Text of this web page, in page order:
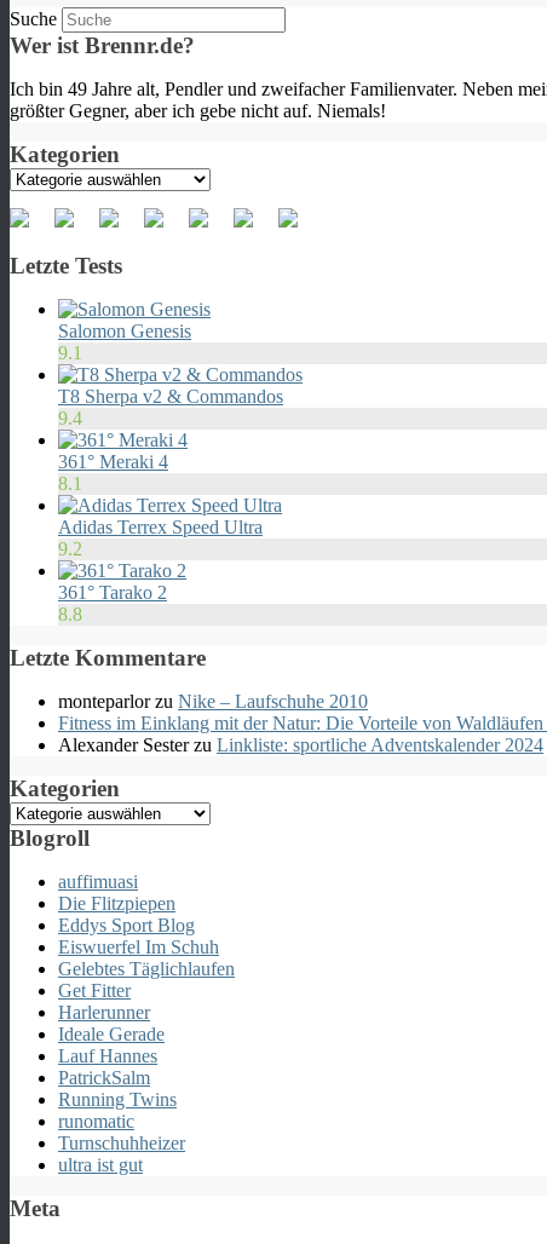
Suche
Wer ist Brennr.de?
Ich bin 49 Jahre alt, Pendler und zweifacher Familienvater. Neben
größter Gegner, aber ich gebe nicht auf. Niemals!
Kategorien
Kategorien
Letzte Tests
Salomon Genesis
9.1
T8 Sherpa v2 & Commandos
9.4
361° Meraki 4
8.1
Adidas Terrex Speed Ultra
9.2
361° Tarako 2
8.8
Letzte Kommentare
monteparlorzu Nike – Laufschuhe 2010
Fitness im Einklang mit der Natur: Die Vorteile von
Alexander Sesterzu Linkliste: sportliche Adventskalender 2024
Kategorien
Kategorien
Blogroll
auffimuasi
Die Flitzpiepen
Eddys Sport Blog
Eiswuerfel Im Schuh
Gelebtes Täglichlaufen
Get Fitter
Harlerunner
Ideale Gerade
Lauf Hannes
PatrickSalm
Running Twins
runomatic
Turnschuhheizer
ultra ist gut
Meta